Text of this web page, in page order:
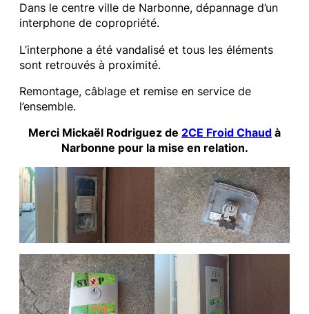
Dans le centre ville de Narbonne, dépannage d’un
interphone de copropriété.
L’interphone a été vandalisé et tous les éléments
sont retrouvés à proximité.
Remontage, câblage et remise en service de
l’ensemble.
Merci Mickaël Rodriguez de 2CE Froid Chaud à
Narbonne pour la mise en relation.